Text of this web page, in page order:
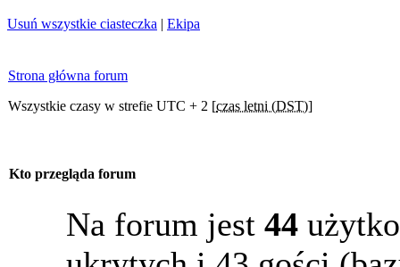
Usuń wszystkie ciasteczka | Ekipa
Strona główna forum
Wszystkie czasy w strefie UTC + 2 [czas letni (DST)]
Kto przegląda forum
Na forum jest 44